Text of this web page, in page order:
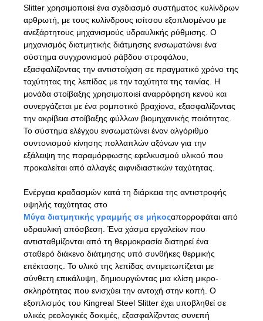
Slitter χρησιμοποιεί ένα σχεδιασμό συστήματος κυλίνδρων
αρθρωτή, με τους κυλίνδρους ισίτσου εξοπλισμένου με
ανεξάρτητους μηχανισμούς υδραυλικής ρύθμισης. Ο
μηχανισμός διατμητικής διάτμησης ενσωματώνει ένα
σύστημα συγχρονισμού ράβδου στροφάλου,
εξασφαλίζοντας την αντιστοίχιση σε πραγματικό χρόνο της
ταχύτητας της λεπίδας με την ταχύτητα της ταινίας. Η
μονάδα στοίβαξης χρησιμοποιεί αναρρόφηση κενού και
συνεργάζεται με ένα ρομποτικό βραχίονα, εξασφαλίζοντας
την ακρίβεια στοίβαξης φύλλων βιομηχανικής ποιότητας.
Το σύστημα ελέγχου ενσωματώνει έναν αλγόριθμο
συντονισμού κίνησης πολλαπλών αξόνων για την
εξάλειψη της παραμόρφωσης εφελκυσμού υλικού που
προκαλείται από αλλαγές αιφνιδιαστικών ταχύτητας.
Ενέργεια κραδασμών κατά τη διάρκεια της αντιστροφής
υψηλής ταχύτητας στο
Μύγα διατμητικής γραμμής σε μήκοςαπορροφάται από
υδραυλική απόσβεση. Ένα χάσμα εργαλείων που
αντισταθμίζονται από τη θερμοκρασία διατηρεί ένα
σταθερό διάκενο διάτμησης υπό συνθήκες θερμικής
επέκτασης. Το υλικό της λεπίδας αντιμετωπίζεται με
σύνθετη επικάλυψη, δημιουργώντας μια κλίση μικρο-
σκληρότητας που ενισχύει την αντοχή στην κοπή. Ο
εξοπλισμός του Kingreal Steel Slitter έχει υποβληθεί σε
υλικές ρεολογικές δοκιμές, εξασφαλίζοντας συνεπή